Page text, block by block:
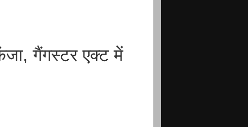
गैंगस्टर एक्ट में